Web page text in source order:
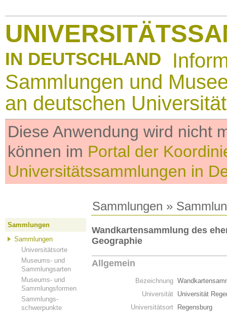
IN DEUTSCHLAND
Sammlungen und
an deutschen
Diese Anwendung wird nicht
können im Portal der
Universitätssammlungen in
Sammlungen »
Sammlungen
Sammlungen
Universitätsorte
Museums- und
Sammlungsarten
Museums- und
Sammlungsformen
Sammlungs-
schwerpunkte
Wandkartensammlung des
Geographie
Allgemein
Bezeichnung
Universität Universität
Universitätsort
Regensburg